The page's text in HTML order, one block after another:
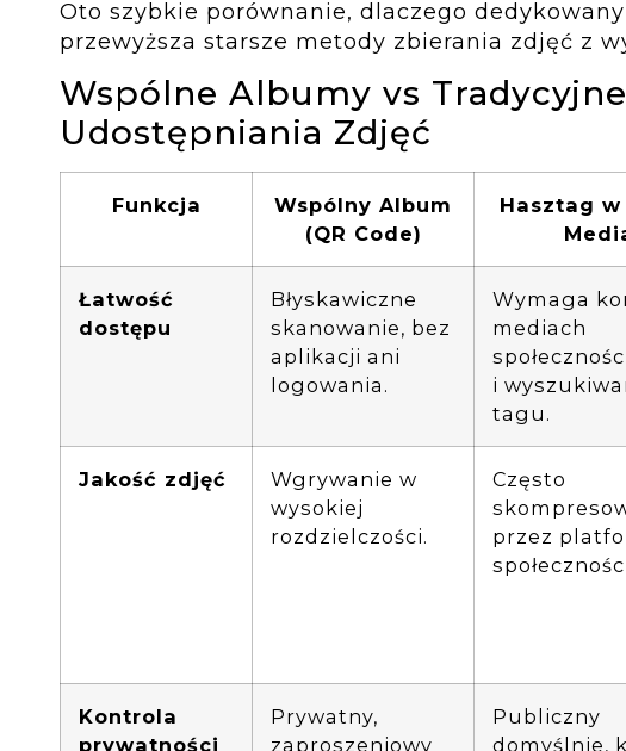
Oto szybkie porównanie, dlaczego
przewyższa starsze metody zbierania zdjęć z
Wspólne Albumy vs
Udostępniania Zdjęć
Funkcja
Wspólny Album
(QR Code)
Hasztag w
Łatwość
dostępu
Błyskawiczne
skanowanie, bez
aplikacji ani
logowania.
Wymaga
mediach
i
tagu.
Jakość zdjęć
Wgrywanie w
wysokiej
rozdzielczości.
Często
przez
Kontrola
prywatności
Prywatny,
zaproszeniowy
Publiczny
domyślnie,